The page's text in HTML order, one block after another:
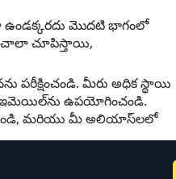
ఉండక్కరదు మొదటి భాగంలో
చాలా చూపిస్తాయి,
పరీక్షించండి. మీరు అధిక స్థాయి
ఇమెయిల్‌ను ఉపయోగించండి.
మరియు మీ అలియాస్‌లలో